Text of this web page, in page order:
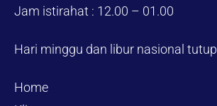
Jam istirahat : 12.00 – 01.00
Hari minggu dan libur nasional tutup
Home